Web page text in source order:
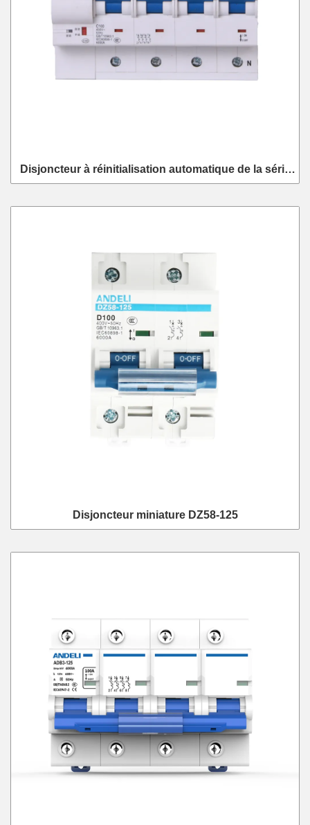
Disjoncteur à réinitialisation automatique de la série
Disjoncteur miniature DZ58-125